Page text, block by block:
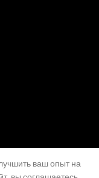
ваш опыт на